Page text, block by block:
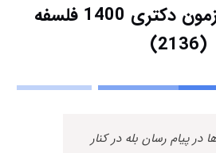
دانلود سوالات آزمون دکتری 1400 فلسفه
(2136)
در پیام رسان بله در کنار